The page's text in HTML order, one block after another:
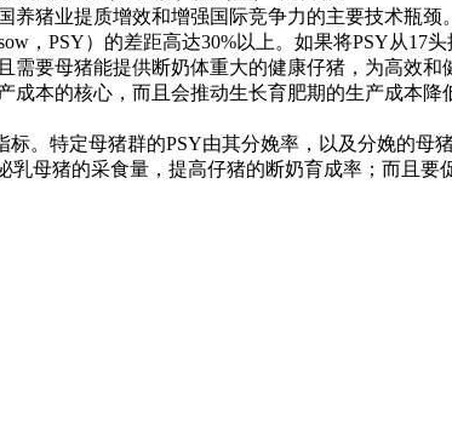
猪业提质增效和增强国际竞争力的主要技术瓶
，PSY）的差距高达30%以上。如果将PSY从17
要母猪能提供断奶体重大的健康仔猪，为高效
本的核心，而且会推动生长育肥期的生产成本降
。特定母猪群的PSY由其分娩率，以及分娩的母
母猪的采食量，提高仔猪的断奶育成率；而且要